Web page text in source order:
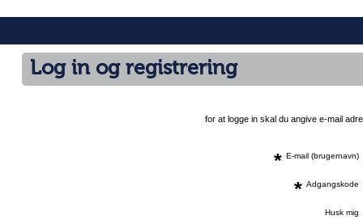
Log in og registrering
for at logge in skal du angive e-mail
* E-mail (brugernavn)
* Adgangskode
Husk mig